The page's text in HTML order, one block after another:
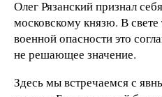
Олег Рязанский признал
московскому князю. В свете
военной опасности это
не решающее значение.
Здесь мы встречаемся с